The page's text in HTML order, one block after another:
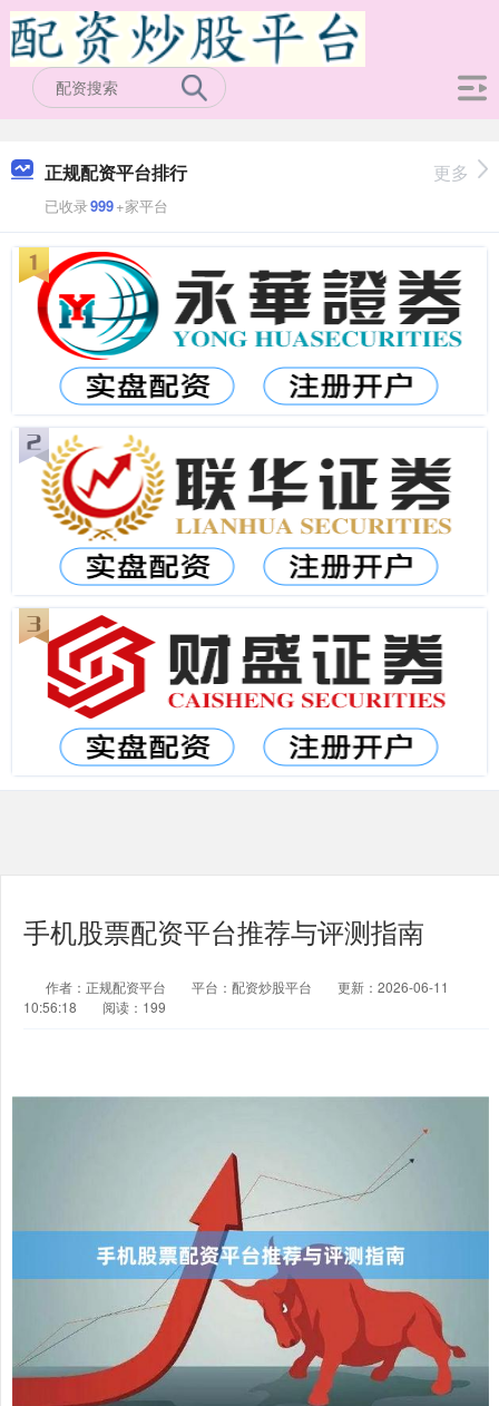
正规配资平台排行
已收录999+家平台
更多
手机股票配资平台推荐与评测指南
作者：正规配资平台 平台：配资炒股平台
更新：2026-06-11
10:56:18
阅读：199